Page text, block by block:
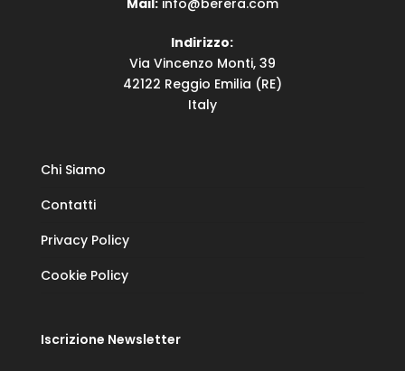
Indirizzo:
Via Vincenzo Monti, 39
42122 Reggio Emilia (RE)
Italy
Chi Siamo
Contatti
Privacy Policy
Cookie Policy
Iscrizione Newsletter